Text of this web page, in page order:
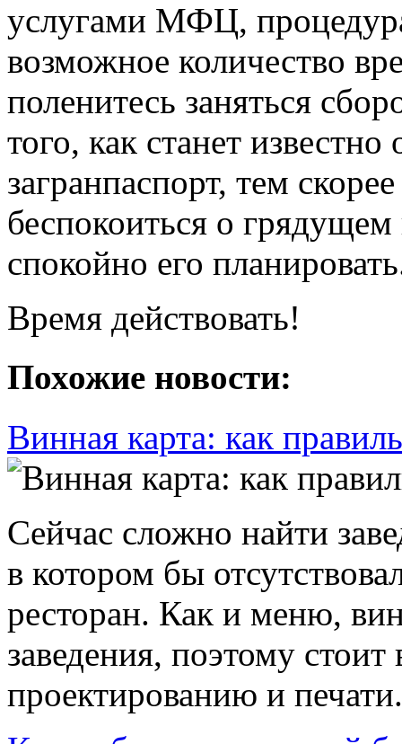
услугами МФЦ,
возможное количество
поленитесь заняться
того, как станет
загранпаспорт, тем
беспокоиться о
спокойно его
Время действовать!
Похожие новости:
Винная карта: как
Сейчас сложно найти
в котором бы
ресторан. Как и меню,
заведения, поэтому
проектированию и